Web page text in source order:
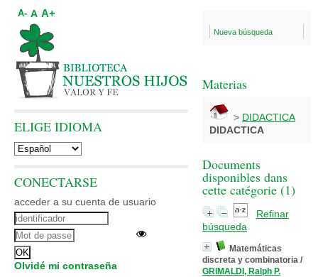
Nueva búsqueda
Materias
> DIDACTICA
DIDACTICA
Documents
disponibles dans
cette catégorie (1)
Refinar
búsqueda
Matemáticas
discreta y combinatoria /
GRIMALDI, Ralph P.
A- A A+
ELIGE IDIOMA
CONECTARSE
acceder a su cuenta de usuario
Olvidé mi contraseña